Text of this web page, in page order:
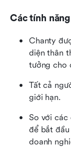
Các tính
Chanty
diện thân
tưởng cho
Tất cả
giới hạn.
So với các
để bắt
doanh